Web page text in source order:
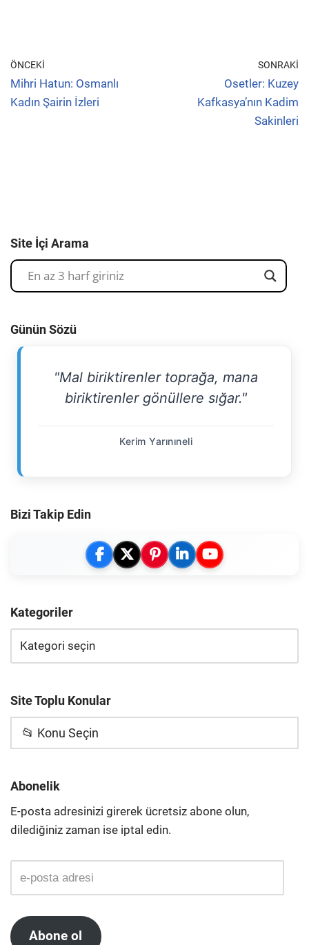
ÖNCEKI
Mihri Hatun: Osmanlı
Kadın Şairin İzleri
SONRAKI
Osetler: Kuzey
Kafkasya’nın Kadim
Sakinleri
Site İçi Arama
Günün Sözü
"Mal biriktirenler toprağa, mana
biriktirenler gönüllere sığar."
Kerim Yarınıneli
Bizi Takip Edin
Kategoriler
Site Toplu Konular
📂 Konu Seçin
Abonelik
E-posta adresinizi girerek ücretsiz abone olun,
dilediğiniz zaman ise iptal edin.
Abone ol